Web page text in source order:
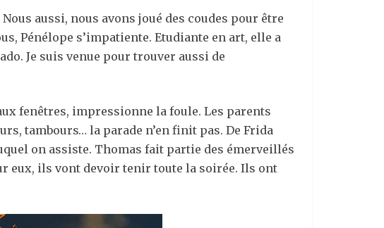
aussi, nous avons joué des coudes pour être
Pénélope s’impatiente. Etudiante en art, elle a
Je suis venue pour trouver aussi de
fenêtres, impressionne la foule. Les parents
tambours… la parade n’en finit pas. De Frida
on assiste. Thomas fait partie des émerveillés
eux, ils vont devoir tenir toute la soirée. Ils ont